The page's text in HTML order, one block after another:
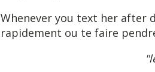
Whenever you text her after
rapidement ou te faire